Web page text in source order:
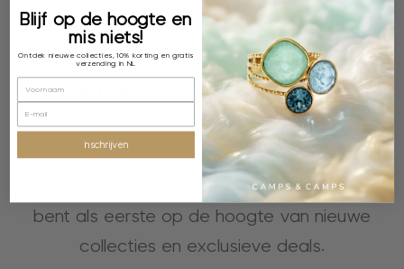
Blijf op de hoogte
Schrijf je nu in voor onze nieuwsbrief, je
ontvangt 10% korting, gratis verzending en je
bent als eerste op de hoogte van nieuwe
collecties en exclusieve deals.
Blijf op de hoogte en
mis niets!
Ontdek nieuwe collecties, 10% korting en gratis
verzending in NL
inschrijven